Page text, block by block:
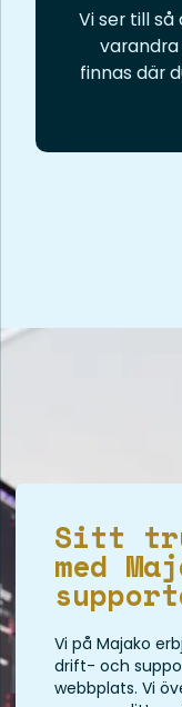
Vi ser till
finnas där
Sitt
med
Vi på Majako
drift- och
webbplats. Vi